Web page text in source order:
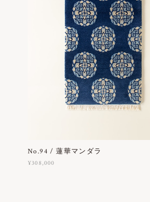
No.94 / 蓮華マンダラ
¥308,000